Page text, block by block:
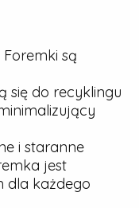
Foremki są
się do recyklingu
i staranne
jest
dla każdego